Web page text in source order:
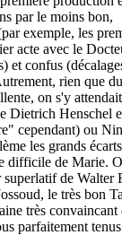
par le moins bon,
exemple, les
acte avec le
et confus
rien que
on s'y
Dietrich Henschel
cependant) ou
les grands écarts
difficile de Marie.
superlatif de Walter
le très bon
très convaincant
parfaitement